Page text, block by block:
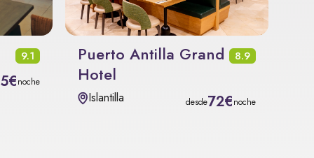
9.1
noche
Puerto Antilla Grand
Hotel
8.9
Islantilla desde72€noche